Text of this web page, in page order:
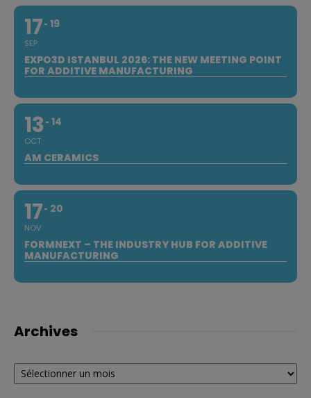
17
SEP
19
EXPO3D ISTANBUL 2026: THE NEW MEETING POINT
FOR ADDITIVE MANUFACTURING
13
OCT
14
AM CERAMICS
17
NOV
20
FORMNEXT – THE INDUSTRY HUB FOR ADDITIVE
MANUFACTURING
Archives
Archives